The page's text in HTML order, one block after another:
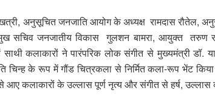
खत्री, अनुसूचित जनजाति आयोग के अध्यक्ष रामदास रौतेल,
सचिव जनजातीय विकास गुलशन बामरा, आयुक्त तरुण
साथी कलाकारों ने पारंपरिक लोक संगीत से मुख्यमंत्री डॉ.
चिन्ह के रूप में गौंड चित्रकला से निर्मित कला-रूप भेंट
कलाकारों के उल्लास पूर्ण नृत्य और संगीत से हर्ष, उल्लास